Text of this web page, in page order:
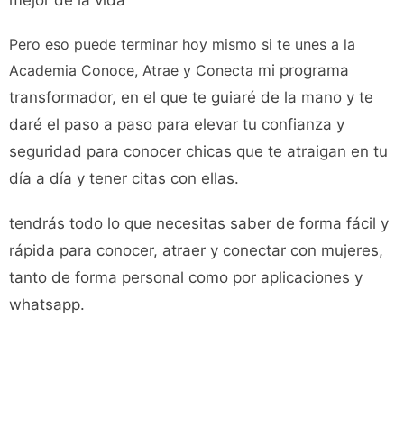
Pero eso puede terminar hoy mismo si te unes a la
Academia Conoce, Atrae y Conecta mi programa
transformador, en el que te guiaré de la mano y te
daré el paso a paso para elevar tu confianza y
seguridad para conocer chicas que te atraigan en tu
día a día y tener citas con ellas.
tendrás todo lo que necesitas saber de forma fácil y
rápida para conocer, atraer y conectar con mujeres,
tanto de forma personal como por aplicaciones y
whatsapp.